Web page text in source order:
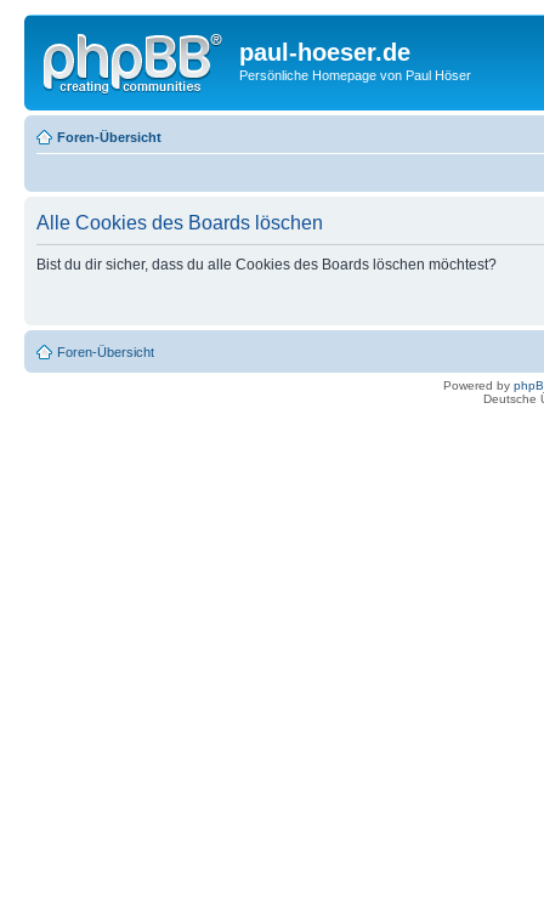
paul-hoeser.de
Persönliche Homepage von Paul Höser
Foren-Übersicht
Alle Cookies des Boards löschen
Bist du dir sicher, dass du alle Cookies des Boards löschen möchtest?
Foren-Übersicht
Powered by
Deutsche